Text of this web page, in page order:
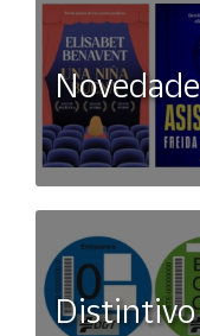
Distintivo